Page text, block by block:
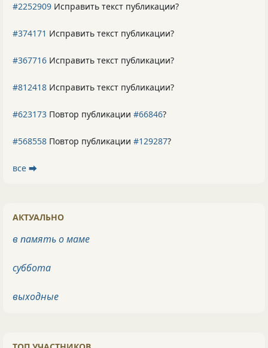
#2252909 Исправить текст публикации?
#374171 Исправить текст публикации?
#367716 Исправить текст публикации?
#812418 Исправить текст публикации?
#623173 Повтор публикации #66846?
#568558 Повтор публикации #129287?
все ⮕
АКТУАЛЬНО
в память о маме
суббота
выходные